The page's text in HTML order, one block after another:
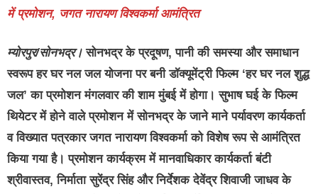
में प्रमोशन, जगत नारायण विश्वकर्मा आमंत्रित
म्योरपुर/सोनभद्र। सोनभद्र के प्रदूषण, पानी की समस्या और समाधान
स्वरूप हर घर नल जल योजना पर बनी डॉक्यूमेंट्री फिल्म ‘हर घर नल शुद्ध
जल’ का प्रमोशन मंगलवार की शाम मुंबई में होगा। सुभाष घई के फिल्म
थियेटर में होने वाले प्रमोशन में सोनभद्र के जाने माने पर्यावरण कार्यकर्ता
व विख्यात पत्रकार जगत नारायण विश्वकर्मा को विशेष रूप से आमंत्रित
किया गया है। प्रमोशन कार्यक्रम में मानवाधिकार कार्यकर्ता बंटी
श्रीवास्तव, निर्माता सुरेंद्र सिंह और निर्देशक देवेंद्र शिवाजी जाधव के